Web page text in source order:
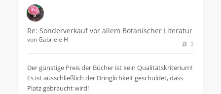
Re: Sonderverkauf vor allem Botanischer Literatur
3
vonGabriele H
Der günstige Preis der Bücher ist kein Qualitätskriterium!
Es ist ausschließlich der Dringlichkeit geschuldet, dass
Platz gebraucht wird!